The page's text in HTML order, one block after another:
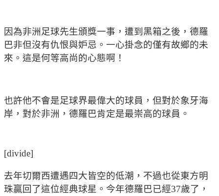
因為非洲足球先生頒獎一事，遭到黑箱之後，德羅
巴非但沒有仇恨與妒忌。一心掛念的僅有故鄉的未
來。這是何等高尚的心態啊！
也許他不會是足球界最偉大的球員，但對於象牙海
岸，對於非洲，德羅巴肯定是最崇高的球員。
[divide]
去年切爾西遭遇四大皆空的低潮，不過也從東方明
珠贏回了這位經典球星。今年德羅巴已經37歲了，